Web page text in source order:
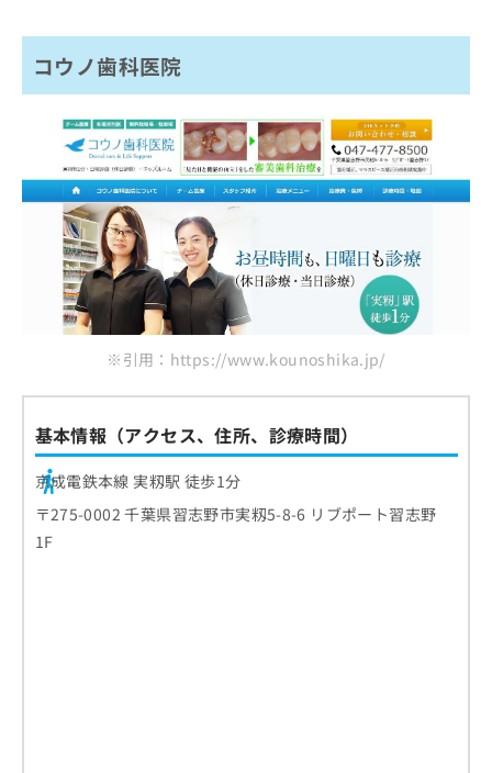
コウノ歯科医院
※引用：https://www.kounoshika.jp/
基本情報（アクセス、住所、診療時間）
京成電鉄本線 実籾駅 徒歩1分
〒275-0002 千葉県習志野市実籾5-8-6 リブポート習志野
1F